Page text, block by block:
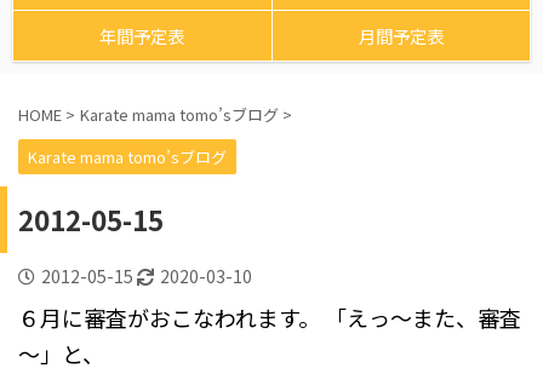
年間予定表
月間予定表
HOME > Karate mama tomo’sブログ >
Karate mama tomo’sブログ
2012-05-15
2012-05-15 2020-03-10
６月に審査がおこなわれます。
「えっ～また、審査
～」と、